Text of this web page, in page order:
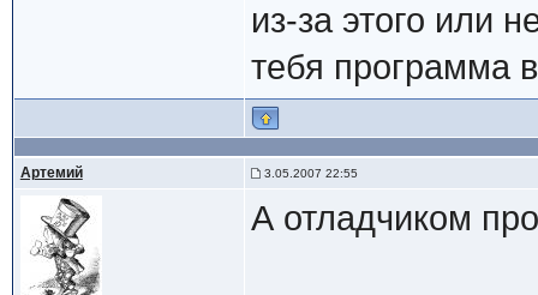
из-за этого или
тебя программа
Артемий 3.05.2007 22:55
А отладчиком